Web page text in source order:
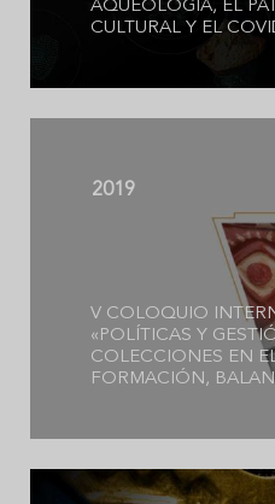
AQUEOLOGÍA, EL
CULTURAL Y EL
2019
V COLOQUIO
«POLÍTICAS Y
COLECCIONES EN
FORMACIÓN,